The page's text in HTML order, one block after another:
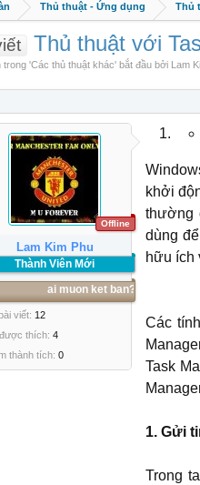
Thủ thuật - Ứng dụng Thủ
Thủ thuật với
trong 'Các thủ thuật khác' bắt đầu bởi Lam
Offline
Lam Kim Phu
Thành Viên Mới
ai muon ket ban???
viết: 12
thích: 4
thành tích: 0
khởi
thường
dùng
hữu ích
Các
Task
1. Gửi
Trong